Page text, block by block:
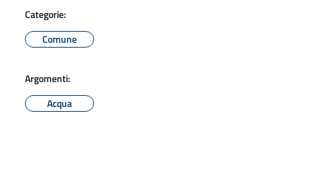
Categorie:
Comune
Argomenti:
Acqua